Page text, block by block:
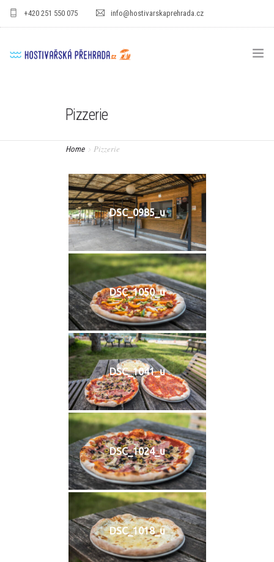
+420 251 550 075 info@hostivarskaprehrada.cz
Pizzerie
Home Pizzerie
DSC_0985_u
DSC_1050_u
DSC_1041_u
DSC_1024_u
DSC_1018_u